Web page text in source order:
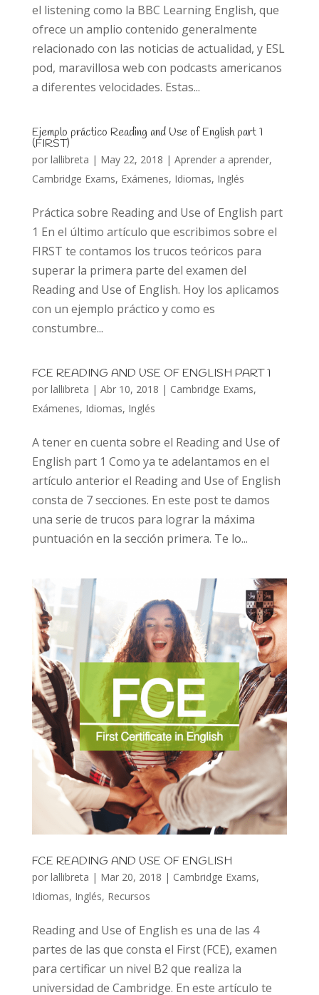
el listening como la BBC Learning English, que
ofrece un amplio contenido generalmente
relacionado con las noticias de actualidad, y ESL
pod, maravillosa web con podcasts americanos
a diferentes velocidades. Estas...
Ejemplo práctico Reading and Use of English part 1
(FIRST)
por lallibreta | May 22, 2018 | Aprender a aprender,
Cambridge Exams, Exámenes, Idiomas, Inglés
Práctica sobre Reading and Use of English part
1 En el último artículo que escribimos sobre el
FIRST te contamos los trucos teóricos para
superar la primera parte del examen del
Reading and Use of English. Hoy los aplicamos
con un ejemplo práctico y como es
constumbre...
FCE READING AND USE OF ENGLISH PART 1
por lallibreta | Abr 10, 2018 | Cambridge Exams,
Exámenes, Idiomas, Inglés
A tener en cuenta sobre el Reading and Use of
English part 1 Como ya te adelantamos en el
artículo anterior el Reading and Use of English
consta de 7 secciones. En este post te damos
una serie de trucos para lograr la máxima
puntuación en la sección primera. Te lo...
FCE READING AND USE OF ENGLISH
por lallibreta | Mar 20, 2018 | Cambridge Exams,
Idiomas, Inglés, Recursos
Reading and Use of English es una de las 4
partes de las que consta el First (FCE), examen
para certificar un nivel B2 que realiza la
universidad de Cambridge. En este artículo te